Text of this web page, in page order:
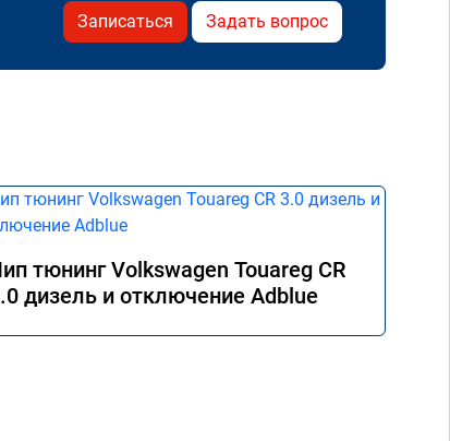
Записаться Задать вопрос
тюнинг Volkswagen Touareg CR
дизель и отключение Adblue